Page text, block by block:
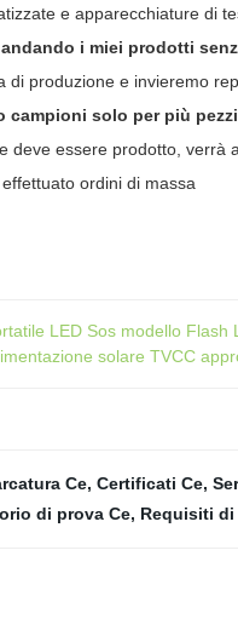
e apparecchiature di
i miei prodotti
di produzione e invieremo
campioni solo per più
deve essere prodotto,
ordini di massa
LED Sos modello Flash
solare TVCC
Ce, Certificati Ce,
di prova Ce, Requisiti di